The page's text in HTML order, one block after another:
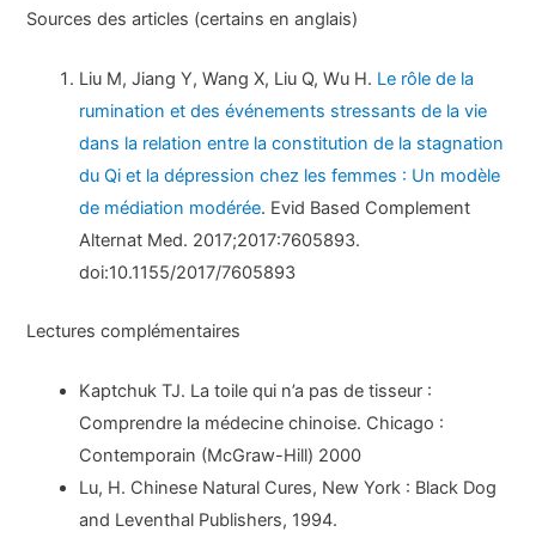
Sources des articles (certains en anglais)
Liu M, Jiang Y, Wang X, Liu Q, Wu H. Le rôle de la
rumination et des événements stressants de la vie
dans la relation entre la constitution de la stagnation
du Qi et la dépression chez les femmes : Un modèle
de médiation modérée. Evid Based Complement
Alternat Med. 2017;2017:7605893.
doi:10.1155/2017/7605893
Lectures complémentaires
Kaptchuk TJ. La toile qui n’a pas de tisseur :
Comprendre la médecine chinoise. Chicago :
Contemporain (McGraw-Hill) 2000
Lu, H. Chinese Natural Cures, New York : Black Dog
and Leventhal Publishers, 1994.